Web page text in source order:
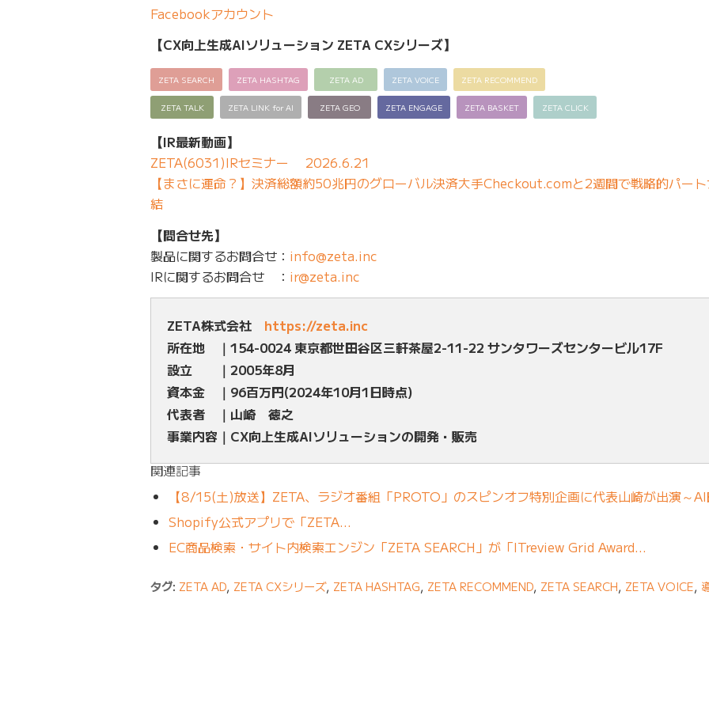
Facebookアカウント
【CX向上生成AIソリューション ZETA CXシリーズ】
ZETA SEARCH ZETA HASHTAG ZETA AD ZETA VOICE ZETA RECOMMEND
ZETA TALK ZETA LINK for AI ZETA GEO ZETA ENGAGE ZETA BASKET ZETA CLICK
【IR最新動画】
ZETA(6031)IRセミナー 2026.6.21
【まさに運命？】決済総額約50兆円のグローバル決済大手Checkout.comと2週間で戦略的パー
結
【問合せ先】
製品に関するお問合せ： info@zeta.inc
IRに関するお問合せ ： ir@zeta.inc
ZETA株式会社 https://zeta.inc
所在地 ｜154-0024 東京都世田谷区三軒茶屋2-11-22 サンタワーズセンタービル17F
設立 ｜2005年8月
資本金 ｜96百万円(2024年10月1日時点)
代表者 ｜山崎 徳之
事業内容｜CX向上生成AIソリューションの開発・販売
関連記事
【8/15(土)放送】ZETA、ラジオ番組「PROTO」のスピンオフ特別企画に代表山崎が出演～
Shopify公式アプリで「ZETA…
EC商品検索・サイト内検索エンジン「ZETA SEARCH」が「ITreview Grid Award…
タグ: ZETA AD, ZETA CXシリーズ, ZETA HASHTAG, ZETA RECOMMEND, ZETA SEARCH, ZETA VOICE,